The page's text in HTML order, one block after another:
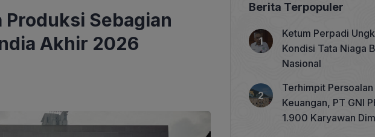
Sebagian
Akhir 2026
Berita Terpopuler
Ketum Perpadi
Kondisi Tata Niaga
Nasional
Terhimpit Persoalan
Keuangan, PT GNI
1.900 Karyawan